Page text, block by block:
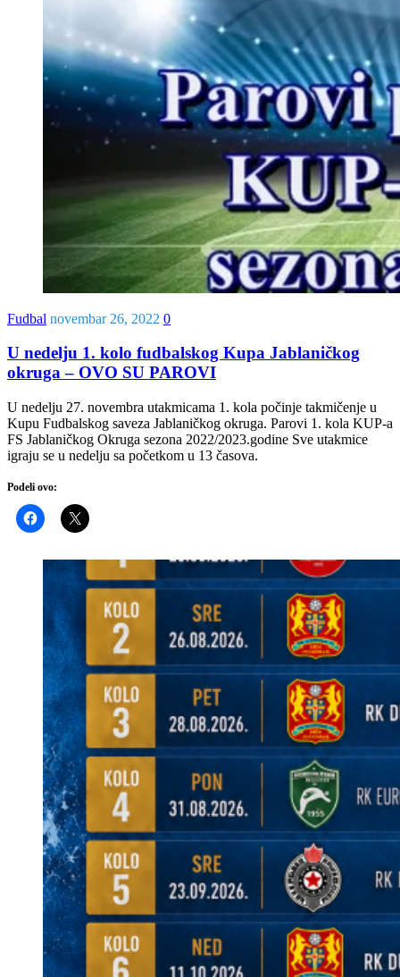
Fudbal novembar 26, 2022 0
U nedelju 1. kolo fudbalskog Kupa Jablaničkog
okruga – OVO SU PAROVI
U nedelju 27. novembra utakmicama 1. kola počinje takmičenje u
Kupu Fudbalskog saveza Jablaničkog okruga. Parovi 1. kola KUP-a
FS Jablaničkog Okruga sezona 2022/2023.godine Sve utakmice
igraju se u nedelju sa početkom u 13 časova.
Podeli ovo: